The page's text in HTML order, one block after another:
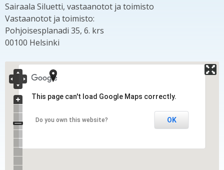
Sairaala Siluetti, vastaanotot ja toimisto
Vastaanotot ja toimisto:
Pohjoisesplanadi 35, 6. krs
00100 Helsinki
This page can't load Google Maps correctly.
Do you own this website? OK